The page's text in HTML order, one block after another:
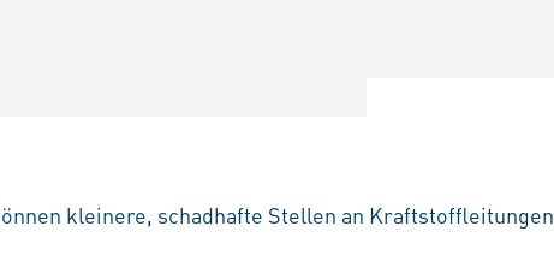
kleinere, schadhafte Stellen an Kraftstoffleitungen